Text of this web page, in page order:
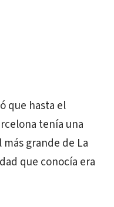
que hasta el
tenía una
grande de La
que conocía era